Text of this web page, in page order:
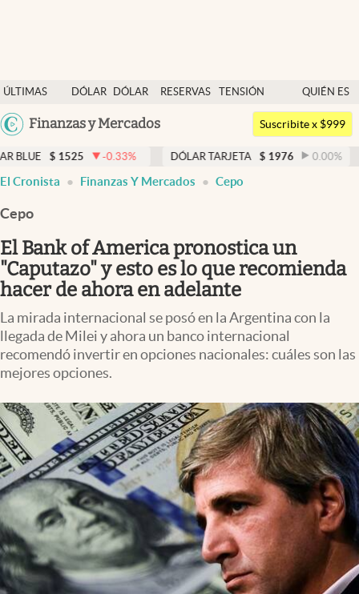
ÚLTIMAS
NOTICIAS
DÓLAR
DÓLAR
RESERVAS
TENSIÓN
GEOPOLÍTICA
QUIÉN ES
QUIÉN
Argentina
Finanzas y Mercados
Dólar
Members
Economía y Política
Finanzas y Mercados
Negocios
Columnistas
Apertura
Infotechnology
Clima
Mundial 2026
Eventos Corporativos
El Cronista Studio
Mediakit
abre en nueva pestaña
Suscribite x $999
-0.33% DÓLAR TARJETA $ 1976 0.00% DÓLAR
El Cronista Finanzas Y Mercados Cepo
Cepo
El Bank of America pronostica un
"Caputazo" y esto es lo que recomienda
hacer de ahora en adelante
La mirada internacional se posó en la Argentina con la
llegada de Milei y ahora un banco internacional
recomendó invertir en opciones nacionales: cuáles son las
mejores opciones.